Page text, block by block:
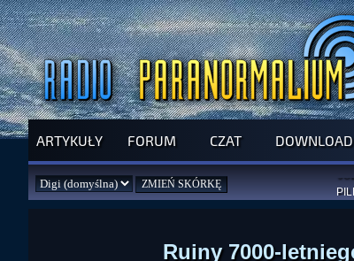
ARTYKUŁY FORUM CZAT DOWNLOAD
Ruiny 7000-